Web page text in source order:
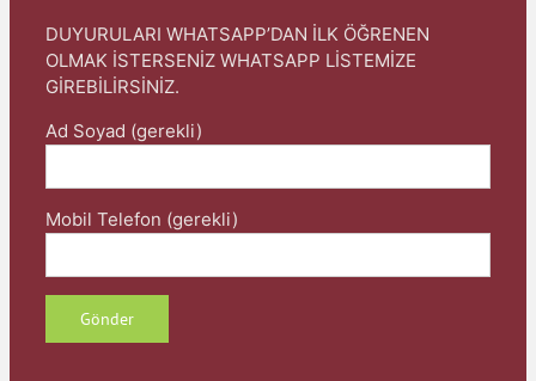
DUYURULARI WHATSAPP’DAN İLK ÖĞRENEN
OLMAK İSTERSENİZ WHATSAPP LİSTEMİZE
GİREBİLİRSİNİZ.
Ad Soyad (gerekli)
Mobil Telefon (gerekli)